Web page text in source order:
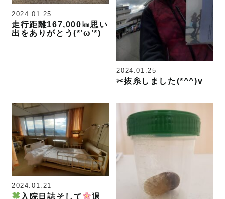
2024.01.25
走行距離167,000㎞思い
出をありがとう(*’ω’*)
2024.01.25
✂抜糸しました(*^^)v
2024.01.21
入院日誌そして
退